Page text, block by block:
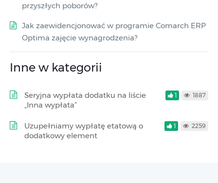
przyszłych poborów?
Jak zaewidencjonować w programie Comarch ERP
Optima zajęcie wynagrodzenia?
Inne w kategorii
Seryjna wypłata dodatku na liście
„Inna wypłata”
1 1887
Uzupełniamy wypłatę etatową o
dodatkowy element
1 2259